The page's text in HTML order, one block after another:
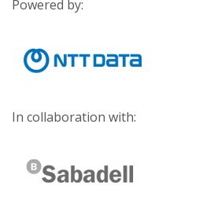
Powered by:
In collaboration with: